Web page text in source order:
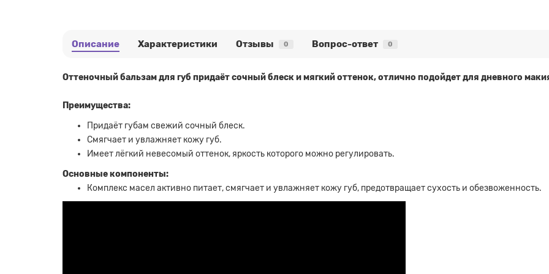
Описание Характеристики Отзывы 0 Вопрос-ответ 0
Оттеночный бальзам для губ придаёт сочный блеск и мягкий оттенок, отлично подойдет для дневного
Преимущества:
Придаёт губам свежий сочный блеск.
Смягчает и увлажняет кожу губ.
Имеет лёгкий невесомый оттенок, яркость которого можно регулировать.
Основные компоненты:
Комплекс масел активно питает, смягчает и увлажняет кожу губ, предотвращает сухость и обезвоженность.